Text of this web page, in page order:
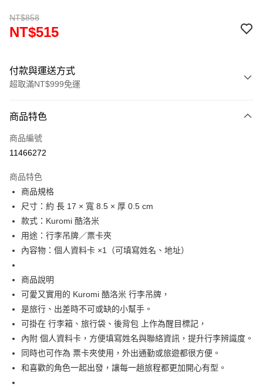
NT$858
NT$515
付款與運送方式
超取滿NT$999免運
信用卡一次付款
信用卡分期付款
合作金庫商業銀行
華南商業銀行
上海商業儲蓄銀行
台北富邦商業銀行
國泰世華商業銀行
臺灣中小企業銀行
匯豐（台灣）商業銀行
華泰商業銀行
聯邦商業銀行
遠東國際商業銀行
玉山商業銀行
台新國際商業銀行
中國信託商業銀行
台灣樂天信用卡公司
超商取貨付款
LINE Pay
Apple Pay
街口支付
Google Pay
運送方式
全家取貨付款
每筆NT$65，滿NT$999(含以上)免運費
商品特色
商品編號
11466272
商品特色
商品規格
尺寸：約 長 17 × 寬 8.5 × 厚 0.5 cm
款式：Kuromi 酷洛米
用途：行李吊牌／票卡夾
內容物：個人資料卡 ×1（可填寫姓名、地址）
商品說明
可愛又實用的 Kuromi 酷洛米 行李吊牌，
是旅行、出差時不可或缺的小幫手。
可掛在 行李箱、旅行袋、後背包 上作為醒目標記，
內附 個人資料卡，方便填寫姓名與聯絡資訊，提升行李辨識度。
同時也可作為 票卡夾使用，外出通勤或旅遊都很方便。
和喜歡的角色一起出發，讓每一趟旅程都更加開心有型。